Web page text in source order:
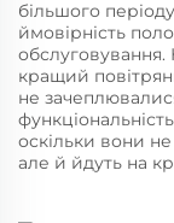
більшого
ймовірність
кращий
не
оскільки вони не
але й йдуть на